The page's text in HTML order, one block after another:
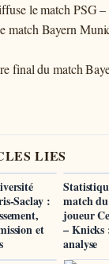
le match PSG
match Bayern
final du match
LIES
Saclay :
et
match du
joueur
– Knicks
analyse